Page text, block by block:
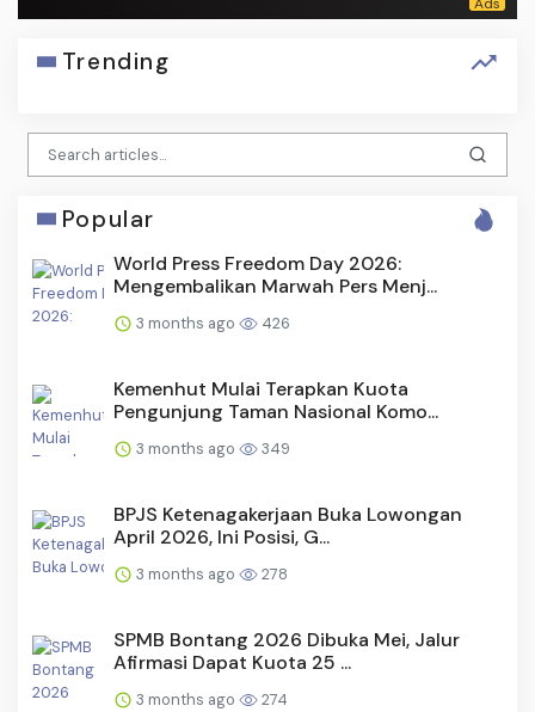
Trending
Popular
World Press Freedom Day 2026:
Mengembalikan Marwah Pers Menj...
3 months ago 426
Kemenhut Mulai Terapkan Kuota
Pengunjung Taman Nasional Komo...
3 months ago 349
BPJS Ketenagakerjaan Buka Lowongan
April 2026, Ini Posisi, G...
3 months ago 278
SPMB Bontang 2026 Dibuka Mei, Jalur
Afirmasi Dapat Kuota 25 ...
3 months ago 274